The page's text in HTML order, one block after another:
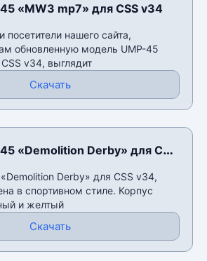
«MW3 mp7» для CSS v34
посетители нашего сайта,
обновленную модель UMP-45
v34, выглядит
Скачать
«Demolition Derby» для CSS
Derby» для CSS v34,
в спортивном стиле. Корпус
и желтый
Скачать